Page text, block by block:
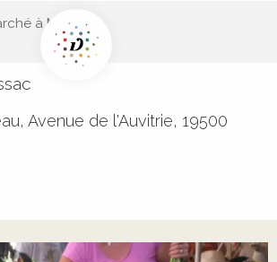
à Meyssac
Avenue de l'Auvitrie, 19500